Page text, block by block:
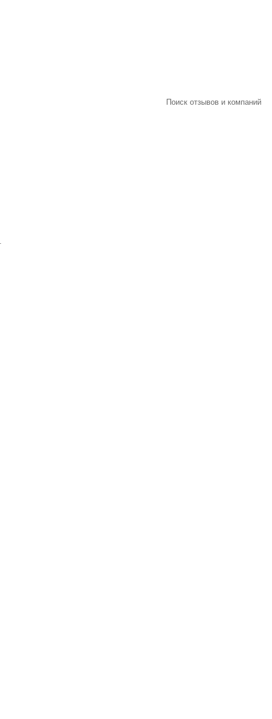
Поиск отзывов и компаний